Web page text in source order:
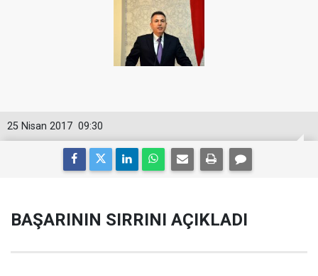
09:30
25 Nisan 2017
BAŞARININ SIRRINI AÇIKLADI